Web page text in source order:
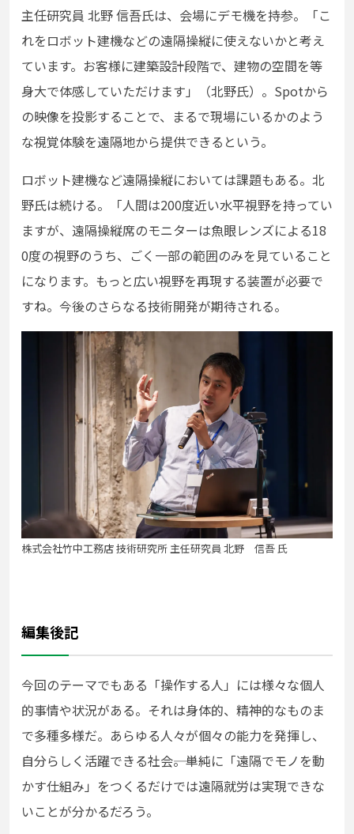
主任研究員 北野 信吾氏は、会場にデモ機を持参。「こ
れをロボット建機などの遠隔操縦に使えないかと考え
ています。お客様に建築設計段階で、建物の空間を等
身大で体感していただけます」（北野氏）。Spotから
の映像を投影することで、まるで現場にいるかのよう
な視覚体験を遠隔地から提供できるという。
ロボット建機など遠隔操縦においては課題もある。北
野氏は続ける。「人間は200度近い水平視野を持ってい
ますが、遠隔操縦席のモニターは魚眼レンズによる18
0度の視野のうち、ごく一部の範囲のみを見ていること
になります。もっと広い視野を再現する装置が必要で
すね。今後のさらなる技術開発が期待される。
株式会社竹中工務店 技術研究所 主任研究員 北野 信吾 氏
編集後記
今回のテーマでもある「操作する人」には様々な個人
的事情や状況がある。それは身体的、精神的なものま
で多種多様だ。あらゆる人々が個々の能力を発揮し、
自分らしく活躍できる社会――。単純に「遠隔でモノを動
かす仕組み」をつくるだけでは遠隔就労は実現できな
いことが分かるだろう。